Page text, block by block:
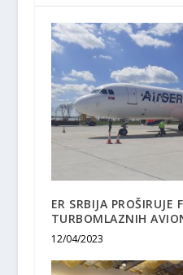
ER SRBIJA PROŠIRUJE
TURBOMLAZNIH
12/04/2023